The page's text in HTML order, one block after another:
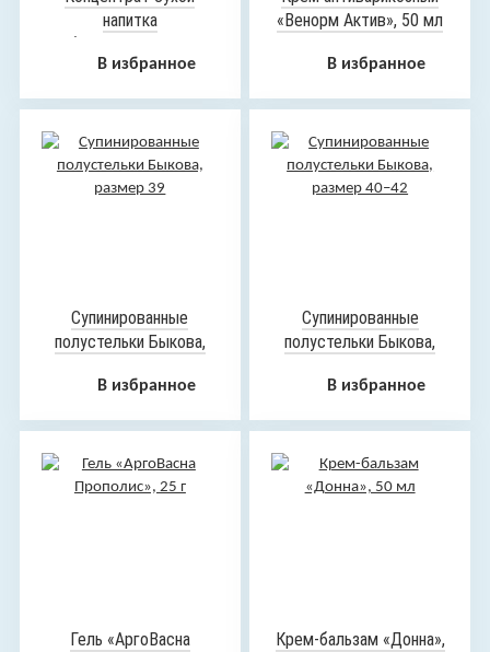
напитка
безалкогольного
«Варико-стоп», 20
В избранное
«Венорм Актив», 50 мл
В избранное
Супинированные
полустельки Быкова,
В избранное
Супинированные
полустельки Быкова,
В избранное
Гель «АргоВасна
Крем-бальзам «Донна»,